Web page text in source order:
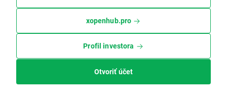
xopenhub.pro
Profil investora
Otvoriť účet